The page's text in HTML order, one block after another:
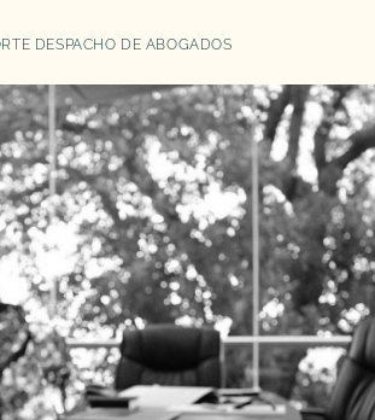
DESPACHO DE ABOGADOS